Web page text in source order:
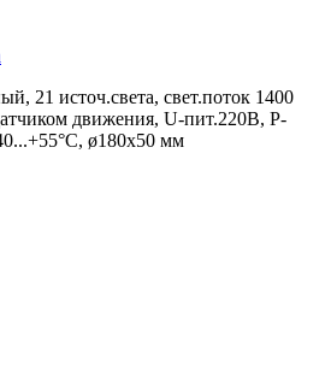
21 источ.света, свет.поток 1400
движения, U-пит.220В, P-
ø180х50 мм